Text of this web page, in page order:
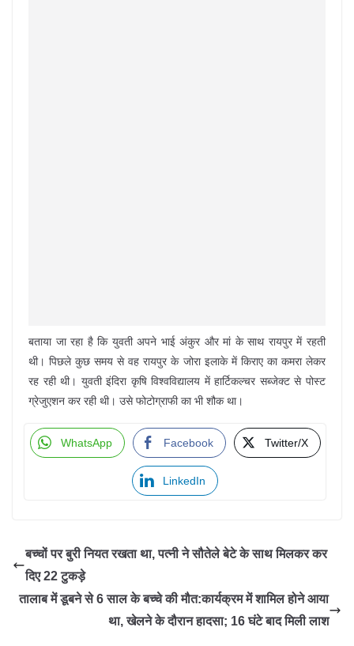
बताया जा रहा है कि युवती अपने भाई अंकुर और मां के साथ रायपुर में रहती
थी। पिछले कुछ समय से वह रायपुर के जोरा इलाके में किराए का कमरा लेकर
रह रही थी। युवती इंदिरा कृषि विश्वविद्यालय में हार्टिकल्चर सब्जेक्ट से पोस्ट
ग्रेजुएशन कर रही थी। उसे फोटोग्राफी का भी शौक था।
WhatsApp Facebook Twitter/X
LinkedIn
बच्चों पर बुरी नियत रखता था, पत्नी ने सौतेले बेटे के साथ मिलकर कर
दिए 22 टुकड़े
तालाब में डूबने से 6 साल के बच्चे की मौत:कार्यक्रम में शामिल होने आया
था, खेलने के दौरान हादसा; 16 घंटे बाद मिली लाश